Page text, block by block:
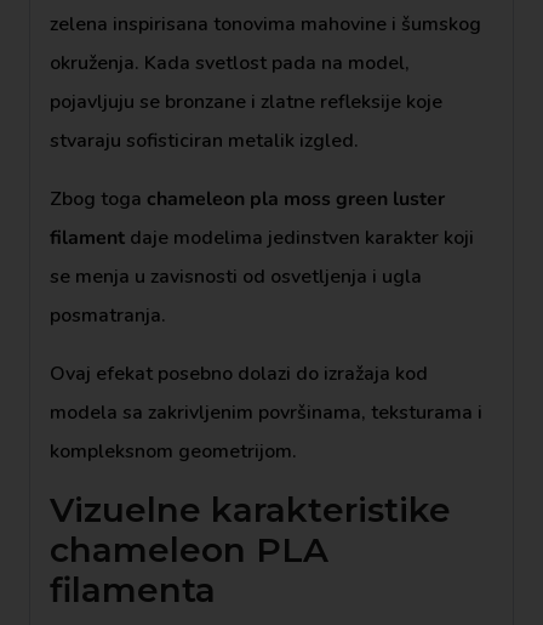
zelena inspirisana tonovima mahovine i šumskog
okruženja. Kada svetlost pada na model,
pojavljuju se bronzane i zlatne refleksije koje
stvaraju sofisticiran metalik izgled.
Zbog toga chameleon pla moss green luster
filament daje modelima jedinstven karakter koji
se menja u zavisnosti od osvetljenja i ugla
posmatranja.
Ovaj efekat posebno dolazi do izražaja kod
modela sa zakrivljenim površinama, teksturama i
kompleksnom geometrijom.
Vizuelne karakteristike
chameleon PLA
filamenta